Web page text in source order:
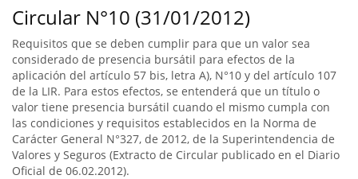
Circular N°10 (31/01/2012)
Requisitos que se deben cumplir para que un valor sea
considerado de presencia bursátil para efectos de la
aplicación del artículo 57 bis, letra A), N°10 y del artículo 107
de la LIR. Para estos efectos, se entenderá que un título o
valor tiene presencia bursátil cuando el mismo cumpla con
las condiciones y requisitos establecidos en la Norma de
Carácter General N°327, de 2012, de la Superintendencia de
Valores y Seguros (Extracto de Circular publicado en el Diario
Oficial de 06.02.2012).